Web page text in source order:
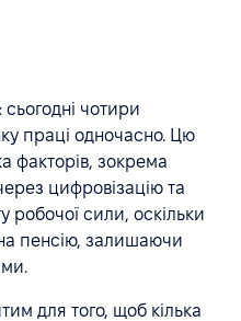
чотири
праці одночасно. Цю
факторів, зокрема
цифровізацію та
робочої сили, оскільки
пенсію, залишаючи
для того, щоб кілька